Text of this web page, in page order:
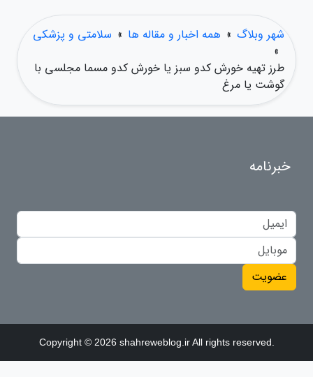
شهر وبلاگ » همه اخبار و مقاله ها » سلامتی و پزشکی
»
طرز تهیه خورش کدو سبز یا خورش کدو مسما مجلسی با
گوشت یا مرغ
خبرنامه
عضویت
Copyright © 2026 shahreweblog.ir All rights reserved.